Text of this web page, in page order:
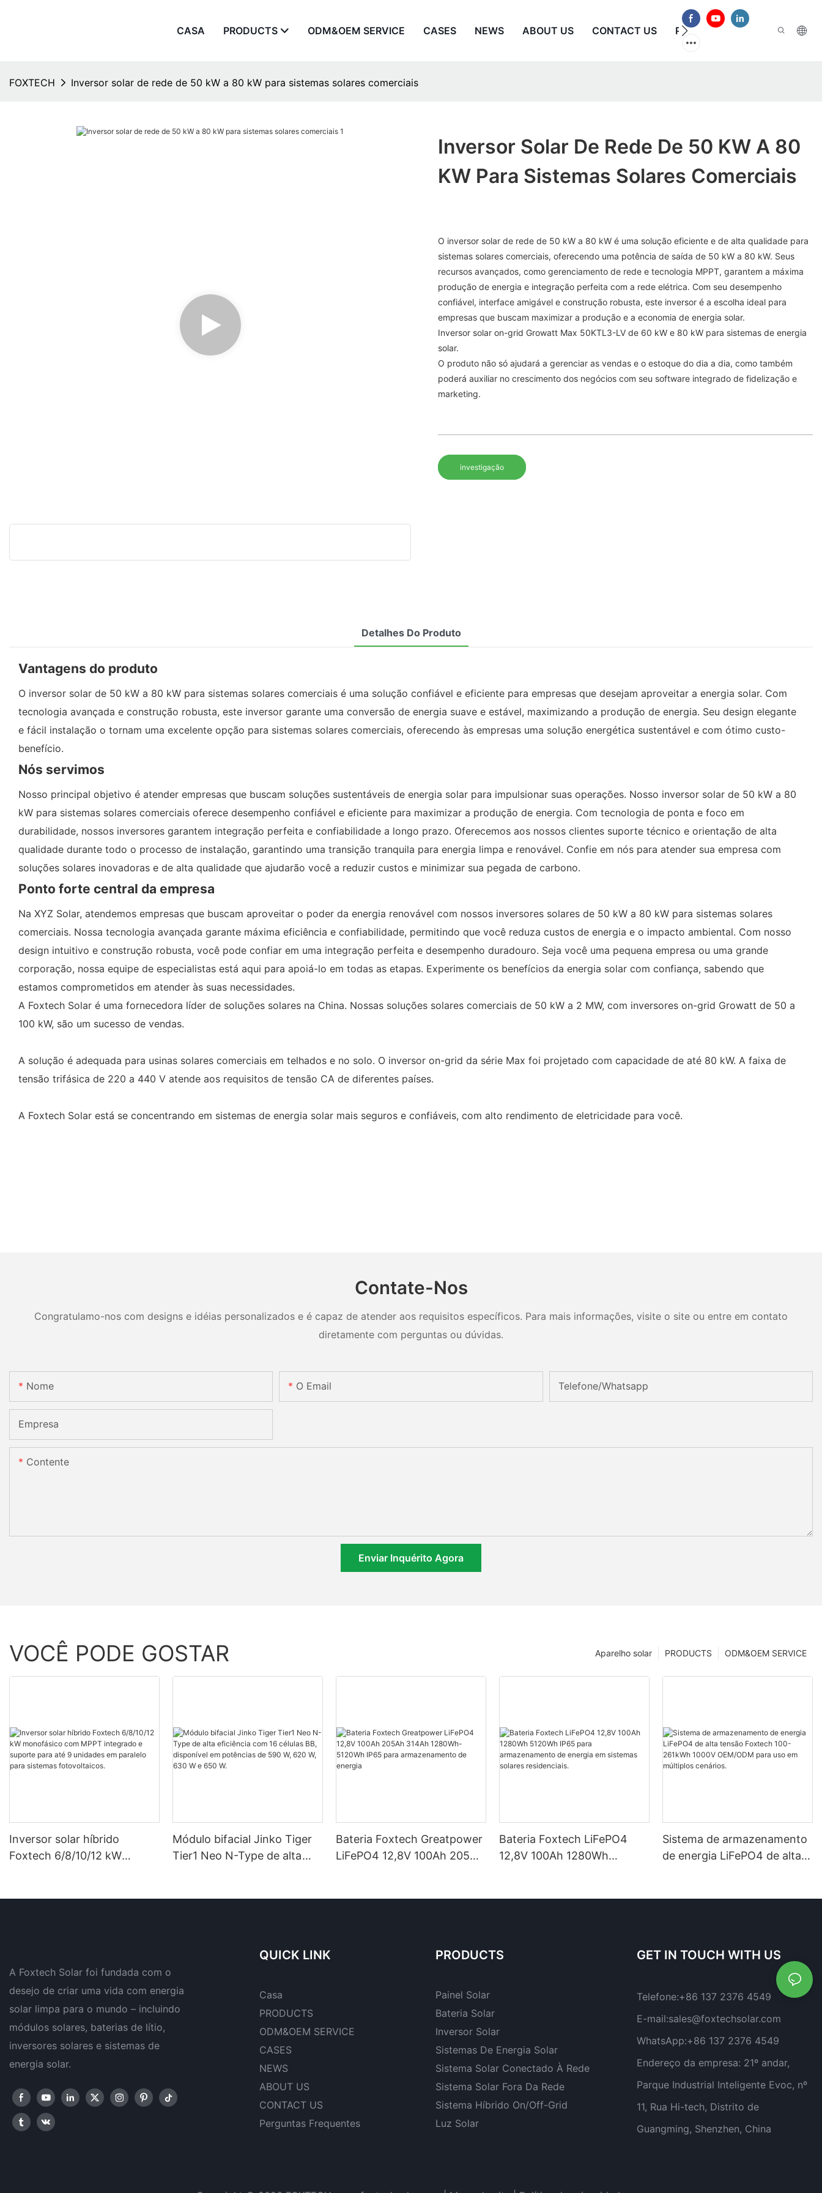
CASA PRODUCTS ODM&OEM SERVICE CASES NEWS ABOUT US CONTACT US PERGUNTAS FREQUENTES
FOXTECH Inversor solar de rede de 50 kW a 80 kW para sistemas solares comerciais
Inversor Solar De Rede De 50 KW A 80
KW Para Sistemas Solares Comerciais
O inversor solar de rede de 50 kW a 80 kW é uma solução eficiente e de alta qualidade para
sistemas solares comerciais, oferecendo uma potência de saída de 50 kW a 80 kW. Seus
recursos avançados, como gerenciamento de rede e tecnologia MPPT, garantem a máxima
produção de energia e integração perfeita com a rede elétrica. Com seu desempenho
confiável, interface amigável e construção robusta, este inversor é a escolha ideal para
empresas que buscam maximizar a produção e a economia de energia solar.
Inversor solar on-grid Growatt Max 50KTL3-LV de 60 kW e 80 kW para sistemas de energia
solar.
O produto não só ajudará a gerenciar as vendas e o estoque do dia a dia, como também
poderá auxiliar no crescimento dos negócios com seu software integrado de fidelização e
marketing.
investigação
Detalhes Do Produto
Vantagens do produto
O inversor solar de 50 kW a 80 kW para sistemas solares comerciais é uma solução confiável e eficiente para empresas que desejam aproveitar a energia solar. Com
tecnologia avançada e construção robusta, este inversor garante uma conversão de energia suave e estável, maximizando a produção de energia. Seu design elegante
e fácil instalação o tornam uma excelente opção para sistemas solares comerciais, oferecendo às empresas uma solução energética sustentável e com ótimo custo-
benefício.
Nós servimos
Nosso principal objetivo é atender empresas que buscam soluções sustentáveis ​​de energia solar para impulsionar suas operações. Nosso inversor solar de 50 kW a 80
kW para sistemas solares comerciais oferece desempenho confiável e eficiente para maximizar a produção de energia. Com tecnologia de ponta e foco em
durabilidade, nossos inversores garantem integração perfeita e confiabilidade a longo prazo. Oferecemos aos nossos clientes suporte técnico e orientação de alta
qualidade durante todo o processo de instalação, garantindo uma transição tranquila para energia limpa e renovável. Confie em nós para atender sua empresa com
soluções solares inovadoras e de alta qualidade que ajudarão você a reduzir custos e minimizar sua pegada de carbono.
Ponto forte central da empresa
Na XYZ Solar, atendemos empresas que buscam aproveitar o poder da energia renovável com nossos inversores solares de 50 kW a 80 kW para sistemas solares
comerciais. Nossa tecnologia avançada garante máxima eficiência e confiabilidade, permitindo que você reduza custos de energia e o impacto ambiental. Com nosso
design intuitivo e construção robusta, você pode confiar em uma integração perfeita e desempenho duradouro. Seja você uma pequena empresa ou uma grande
corporação, nossa equipe de especialistas está aqui para apoiá-lo em todas as etapas. Experimente os benefícios da energia solar com confiança, sabendo que
estamos comprometidos em atender às suas necessidades.
A Foxtech Solar é uma fornecedora líder de soluções solares na China. Nossas soluções solares comerciais de 50 kW a 2 MW, com inversores on-grid Growatt de 50 a
100 kW, são um sucesso de vendas.
A solução é adequada para usinas solares comerciais em telhados e no solo. O inversor on-grid da série Max foi projetado com capacidade de até 80 kW. A faixa de
tensão trifásica de 220 a 440 V atende aos requisitos de tensão CA de diferentes países.
A Foxtech Solar está se concentrando em sistemas de energia solar mais seguros e confiáveis, com alto rendimento de eletricidade para você.
Contate-Nos
Congratulamo-nos com designs e idéias personalizados e é capaz de atender aos requisitos específicos. Para mais informações, visite o site ou entre em contato
diretamente com perguntas ou dúvidas.
Nome O Email Telefone/whatsapp
Empresa
Contente
Enviar Inquérito Agora
VOCÊ PODE GOSTAR ODM&OEM SERVICE
PRODUCTS
Aparelho solar
Inversor solar híbrido
Foxtech 6/8/10/12 kW
Módulo bifacial Jinko Tiger
Tier1 Neo N-Type de alta
Bateria Foxtech Greatpower
LiFePO4 12,8V 100Ah 205Ah
Bateria Foxtech LiFePO4
12,8V 100Ah 1280Wh
Sistema de armazenamento
de energia LiFePO4 de alta
A Foxtech Solar foi fundada com o
desejo de criar uma vida com energia
solar limpa para o mundo – incluindo
módulos solares, baterias de lítio,
inversores solares e sistemas de
energia solar.
QUICK LINK
Casa
PRODUCTS
ODM&OEM SERVICE
CASES
NEWS
ABOUT US
CONTACT US
Perguntas Frequentes
PRODUCTS
Painel Solar
Bateria Solar
Inversor Solar
Sistemas De Energia Solar
Sistema Solar Conectado À Rede
Sistema Solar Fora Da Rede
Sistema Híbrido On/Off-Grid
Luz Solar
GET IN TOUCH WITH US
Telefone:+86 137 2376 4549
E-mail:sales@foxtechsolar.com
WhatsApp:+86 137 2376 4549
Endereço da empresa: 21º andar,
Parque Industrial Inteligente Evoc, nº
11, Rua Hi-tech, Distrito de
Guangming, Shenzhen, China